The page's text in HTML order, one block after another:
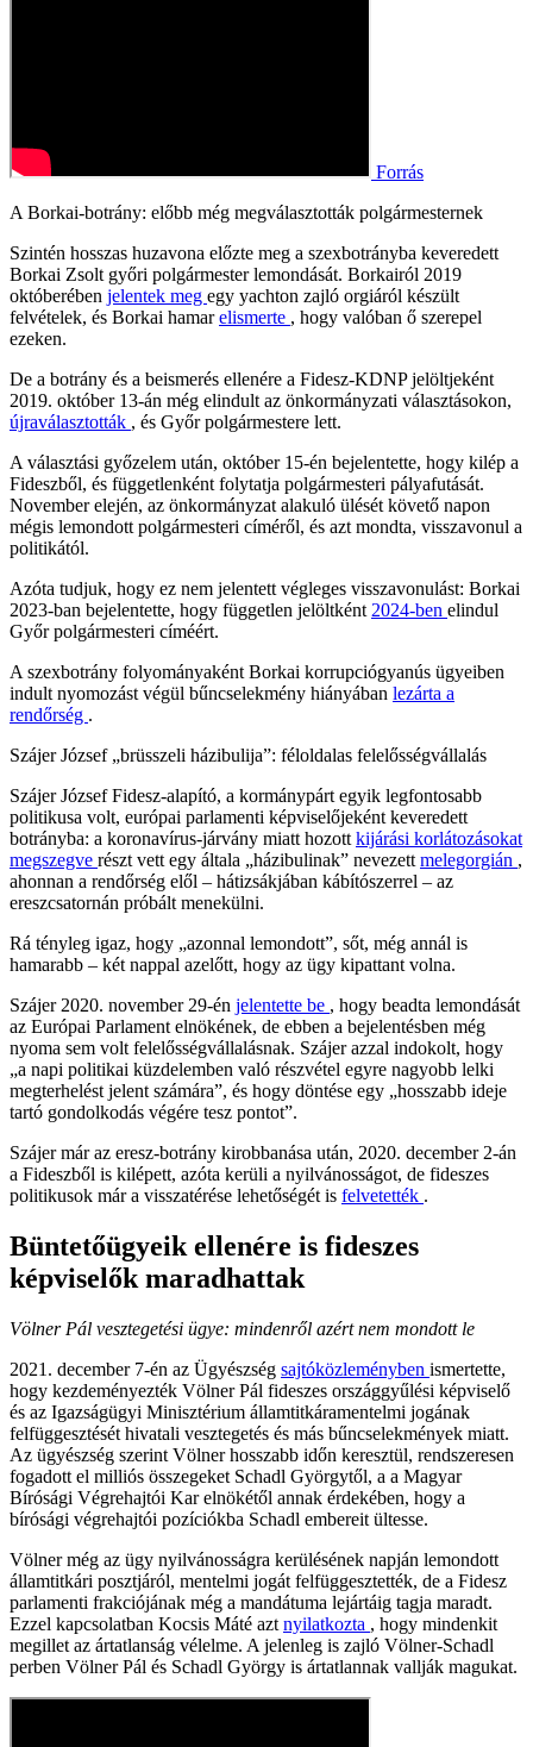
Forrás
A Borkai-botrány: előbb még megválasztották polgármesternek
Szintén hosszas huzavona előzte meg a szexbotrányba keveredett
Borkai Zsolt győri polgármester lemondását. Borkairól 2019
októberében jelentek meg egy yachton zajló orgiáról készült
felvételek, és Borkai hamarelismerte , hogy valóban ő szerepel
ezeken.
De a botrány és a beismerés ellenére a Fidesz-KDNP jelöltjeként
2019. október 13-án még elindult az önkormányzati választásokon,
újraválasztották , és Győr polgármestere lett.
A választási győzelem után, október 15-én bejelentette, hogy kilép a
Fideszből, és függetlenként folytatja polgármesteri pályafutását.
November elején, az önkormányzat alakuló ülését követő napon
mégis lemondott polgármesteri címéről, és azt mondta, visszavonul a
politikától.
Azóta tudjuk, hogy ez nem jelentett végleges visszavonulást: Borkai
2023-ban bejelentette, hogy független jelöltként 2024-ben elindul
Győr polgármesteri címéért.
A szexbotrány folyományaként Borkai korrupciógyanús ügyeiben
indult nyomozást végül bűncselekmény hiányában lezárta a
rendőrség .
Szájer József „brüsszeli házibulija”: féloldalas felelősségvállalás
Szájer József Fidesz-alapító, a kormánypárt egyik legfontosabb
politikusa volt, európai parlamenti képviselőjeként keveredett
botrányba: a koronavírus-járvány miatt hozott kijárási korlátozásokat
megszegve részt vett egy általa „házibulinak” nevezett melegorgián ,
ahonnan a rendőrség elől – hátizsákjában kábítószerrel – az
ereszcsatornán próbált menekülni.
Rá tényleg igaz, hogy „azonnal lemondott”, sőt, még annál is
hamarabb – két nappal azelőtt, hogy az ügy kipattant volna.
Szájer 2020. november 29-én jelentette be , hogy beadta lemondását
az Európai Parlament elnökének, de ebben a bejelentésben még
nyoma sem volt felelősségvállalásnak. Szájer azzal indokolt, hogy
„a napi politikai küzdelemben való részvétel egyre nagyobb lelki
megterhelést jelent számára”, és hogy döntése egy „hosszabb ideje
tartó gondolkodás végére tesz pontot”.
Szájer már az eresz-botrány kirobbanása után, 2020. december 2-án
a Fideszből is kilépett, azóta kerüli a nyilvánosságot, de fideszes
politikusok már a visszatérése lehetőségét is felvetették .
Büntetőügyeik ellenére is fideszes
képviselők maradhattak
Völner Pál vesztegetési ügye: mindenről azért nem mondott le
2021. december 7-én az Ügyészség sajtóközleményben ismertette,
hogy kezdeményezték Völner Pál fideszes országgyűlési képviselő
és az Igazságügyi Minisztérium államtitkáramentelmi jogának
felfüggesztését hivatali vesztegetés és más bűncselekmények miatt.
Az ügyészség szerint Völner hosszabb időn keresztül, rendszeresen
fogadott el milliós összegeket Schadl Györgytől, a a Magyar
Bírósági Végrehajtói Kar elnökétől annak érdekében, hogy a
bírósági végrehajtói pozíciókba Schadl embereit ültesse.
Völner még az ügy nyilvánosságra kerülésének napján lemondott
államtitkári posztjáról, mentelmi jogát felfüggesztették, de a Fidesz
parlamenti frakciójának még a mandátuma lejártáig tagja maradt.
Ezzel kapcsolatban Kocsis Máté azt nyilatkozta , hogy mindenkit
megillet az ártatlanság vélelme. A jelenleg is zajló Völner-Schadl
perben Völner Pál és Schadl György is ártatlannak vallják magukat.